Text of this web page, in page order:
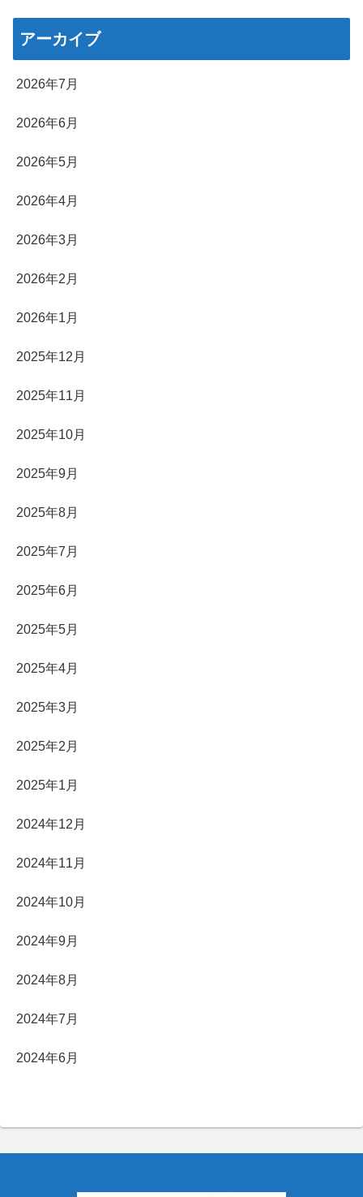
アーカイブ
2026年7月
2026年6月
2026年5月
2026年4月
2026年3月
2026年2月
2026年1月
2025年12月
2025年11月
2025年10月
2025年9月
2025年8月
2025年7月
2025年6月
2025年5月
2025年4月
2025年3月
2025年2月
2025年1月
2024年12月
2024年11月
2024年10月
2024年9月
2024年8月
2024年7月
2024年6月